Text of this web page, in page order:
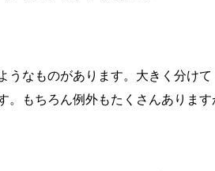
なものがあります。大きく分け
もちろん例外もたくさんあります